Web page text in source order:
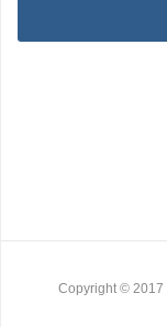
Copyright © 2017